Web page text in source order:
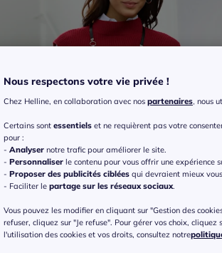
Nous respectons votre vie privée !
Chez Helline, en collaboration avec nos partenaires, nous
Certains sont essentiels et ne requièrent pas votre
pour :
- Analyser notre trafic pour améliorer le site.
- Personnaliser le contenu pour vous offrir une expérience
- Proposer des publicités ciblées qui devraient mieux
- Faciliter le partage sur les réseaux sociaux.
Vous pouvez les modifier en cliquant sur "Gestion des
refuser, cliquez sur "Je refuse". Pour gérer vos choix,
l'utilisation des cookies et vos droits, consultez notre